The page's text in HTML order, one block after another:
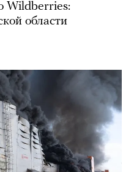
Wildberries:
области